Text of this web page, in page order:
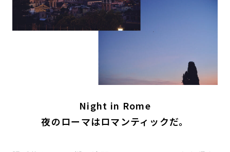
Night in Rome
夜のローマはロマンティックだ。